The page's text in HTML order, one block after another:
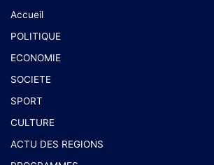
Accueil
POLITIQUE
ECONOMIE
SOCIETE
SPORT
CULTURE
ACTU DES REGIONS